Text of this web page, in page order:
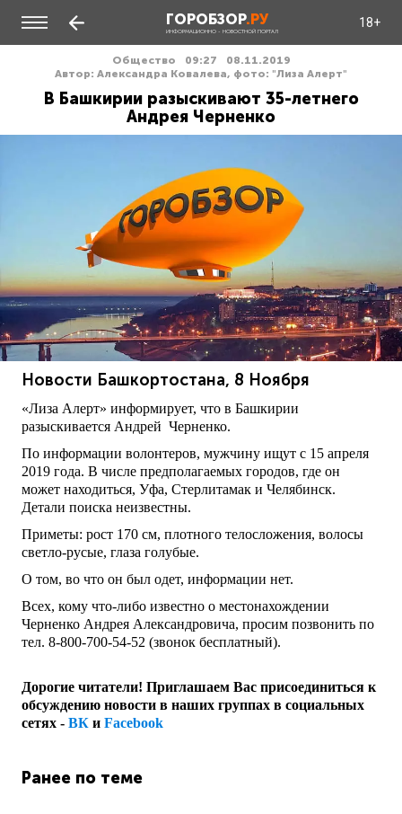
ГОРОБЗОР.РУ
ИНФОРМАЦИОННО - НОВОСТНОЙ ПОРТАЛ
18+
Общество 09:27
08.11.2019
Автор: Александра Ковалева, фото: "Лиза Алерт"
В Башкирии разыскивают 35-летнего
Андрея Черненко
Новости Башкортостана, 8 Ноября
«Лиза Алерт» информирует, что в Башкирии
разыскивается Андрей Черненко.
По информации волонтеров, мужчину ищут с 15 апреля
2019 года. В числе предполагаемых городов, где он
может находиться, Уфа, Стерлитамак и Челябинск.
Детали поиска неизвестны.
Приметы: рост 170 см, плотного телосложения, волосы
светло-русые, глаза голубые.
О том, во что он был одет, информации нет.
Всех, кому что-либо известно о местонахождении
Черненко Андрея Александровича, просим позвонить по
тел. 8-800-700-54-52 (звонок бесплатный).
Дорогие читатели! Приглашаем Вас присоединиться к
обсуждению новости в наших группах в социальных
сетях - ВК и Facebook
Ранее по теме